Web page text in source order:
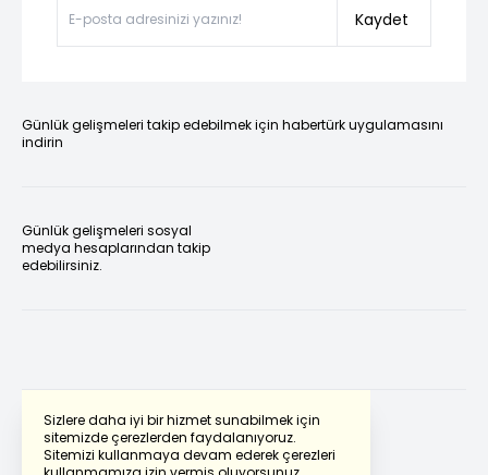
Sizlere daha iyi bir hizmet sunabilmek için
sitemizde çerezlerden faydalanıyoruz.
Sitemizi kullanmaya devam ederek çerezleri
Kaydet
Günlük gelişmeleri takip edebilmek için habertürk uygulamasını
indirin
Günlük gelişmeleri sosyal
medya hesaplarından takip
edebilirsiniz.
Powered by Translate